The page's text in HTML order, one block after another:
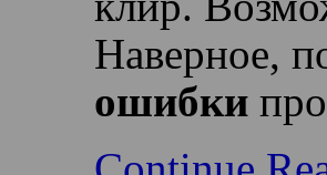
Наверное,
ошибки